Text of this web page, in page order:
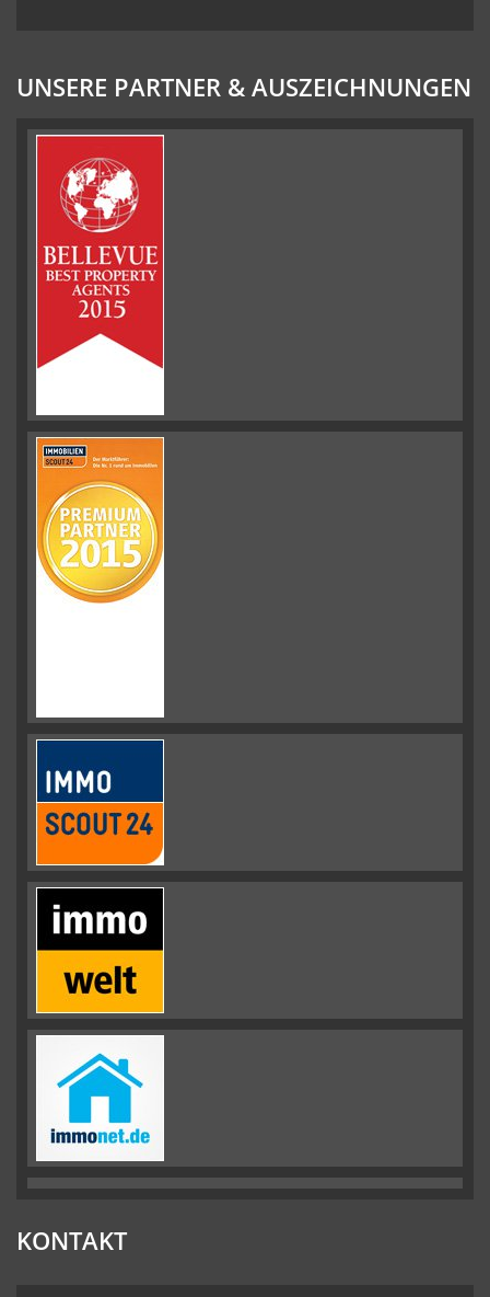
UNSERE PARTNER & AUSZEICHNUNGEN
KONTAKT